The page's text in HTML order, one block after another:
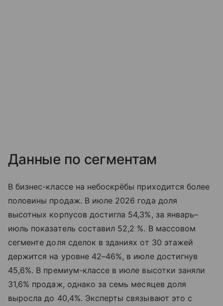
Данные по сегментам
В бизнес-классе на небоскрёбы приходится более
половины продаж. В июле 2026 года доля
высотных корпусов достигла 54,3%, за январь–
июль показатель составил 52,2 %. В массовом
сегменте доля сделок в зданиях от 30 этажей
держится на уровне 42–46%, в июле достигнув
45,6%. В премиум-классе в июле высотки заняли
31,6% продаж, однако за семь месяцев доля
выросла до 40,4%. Эксперты связывают это с